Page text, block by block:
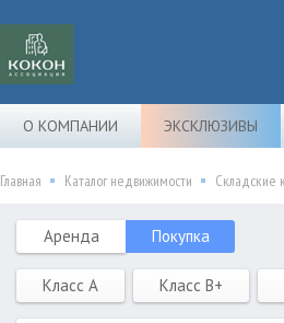
О КОМПАНИИ ЭКСКЛЮЗИВЫ
Главная Каталог недвижимости Складские
Аренда Покупка
Класс A Класс B+